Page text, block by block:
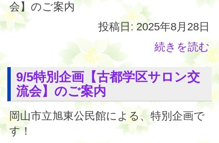
会】のご案内
投稿日: 2025年8月28日
続きを読む
9/5特別企画【古都学区サロン交
流会】のご案内
岡山市立旭東公民館による、特別企画で
す！